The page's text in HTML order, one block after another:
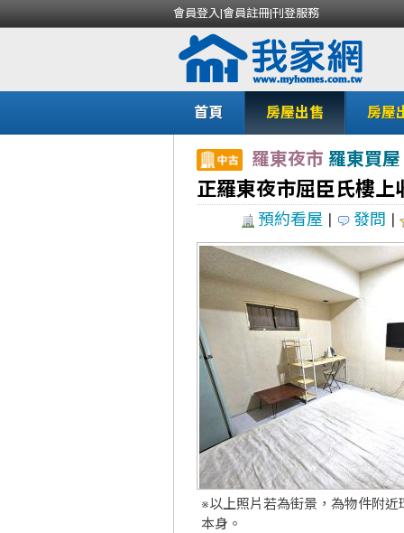
會員登入|會員註冊|刊登服務
首頁 房屋出售 房屋
羅東夜市 羅東買屋
正羅東夜市屈臣氏樓上
預約看屋 | 發問 |
※以上照片若為街景，為物件附近
本身。